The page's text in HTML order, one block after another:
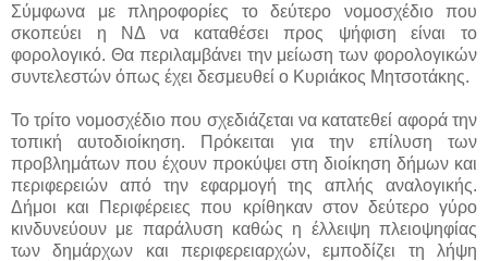
Σύμφωνα με πληροφορίες το δεύτερο νομοσχέδιο που
σκοπεύει η ΝΔ να καταθέσει προς ψήφιση είναι το
φορολογικό. Θα περιλαμβάνει την μείωση των φορολογικών
συντελεστών όπως έχει δεσμευθεί ο Κυριάκος Μητσοτάκης.
Το τρίτο νομοσχέδιο που σχεδιάζεται να κατατεθεί αφορά την
τοπική αυτοδιοίκηση. Πρόκειται για την επίλυση των
προβλημάτων που έχουν προκύψει στη διοίκηση δήμων και
περιφερειών από την εφαρμογή της απλής αναλογικής.
Δήμοι και Περιφέρειες που κρίθηκαν στον δεύτερο γύρο
κινδυνεύουν με παράλυση καθώς η έλλειψη πλειοψηφίας
των δημάρχων και περιφερειαρχών, εμποδίζει τη λήψη